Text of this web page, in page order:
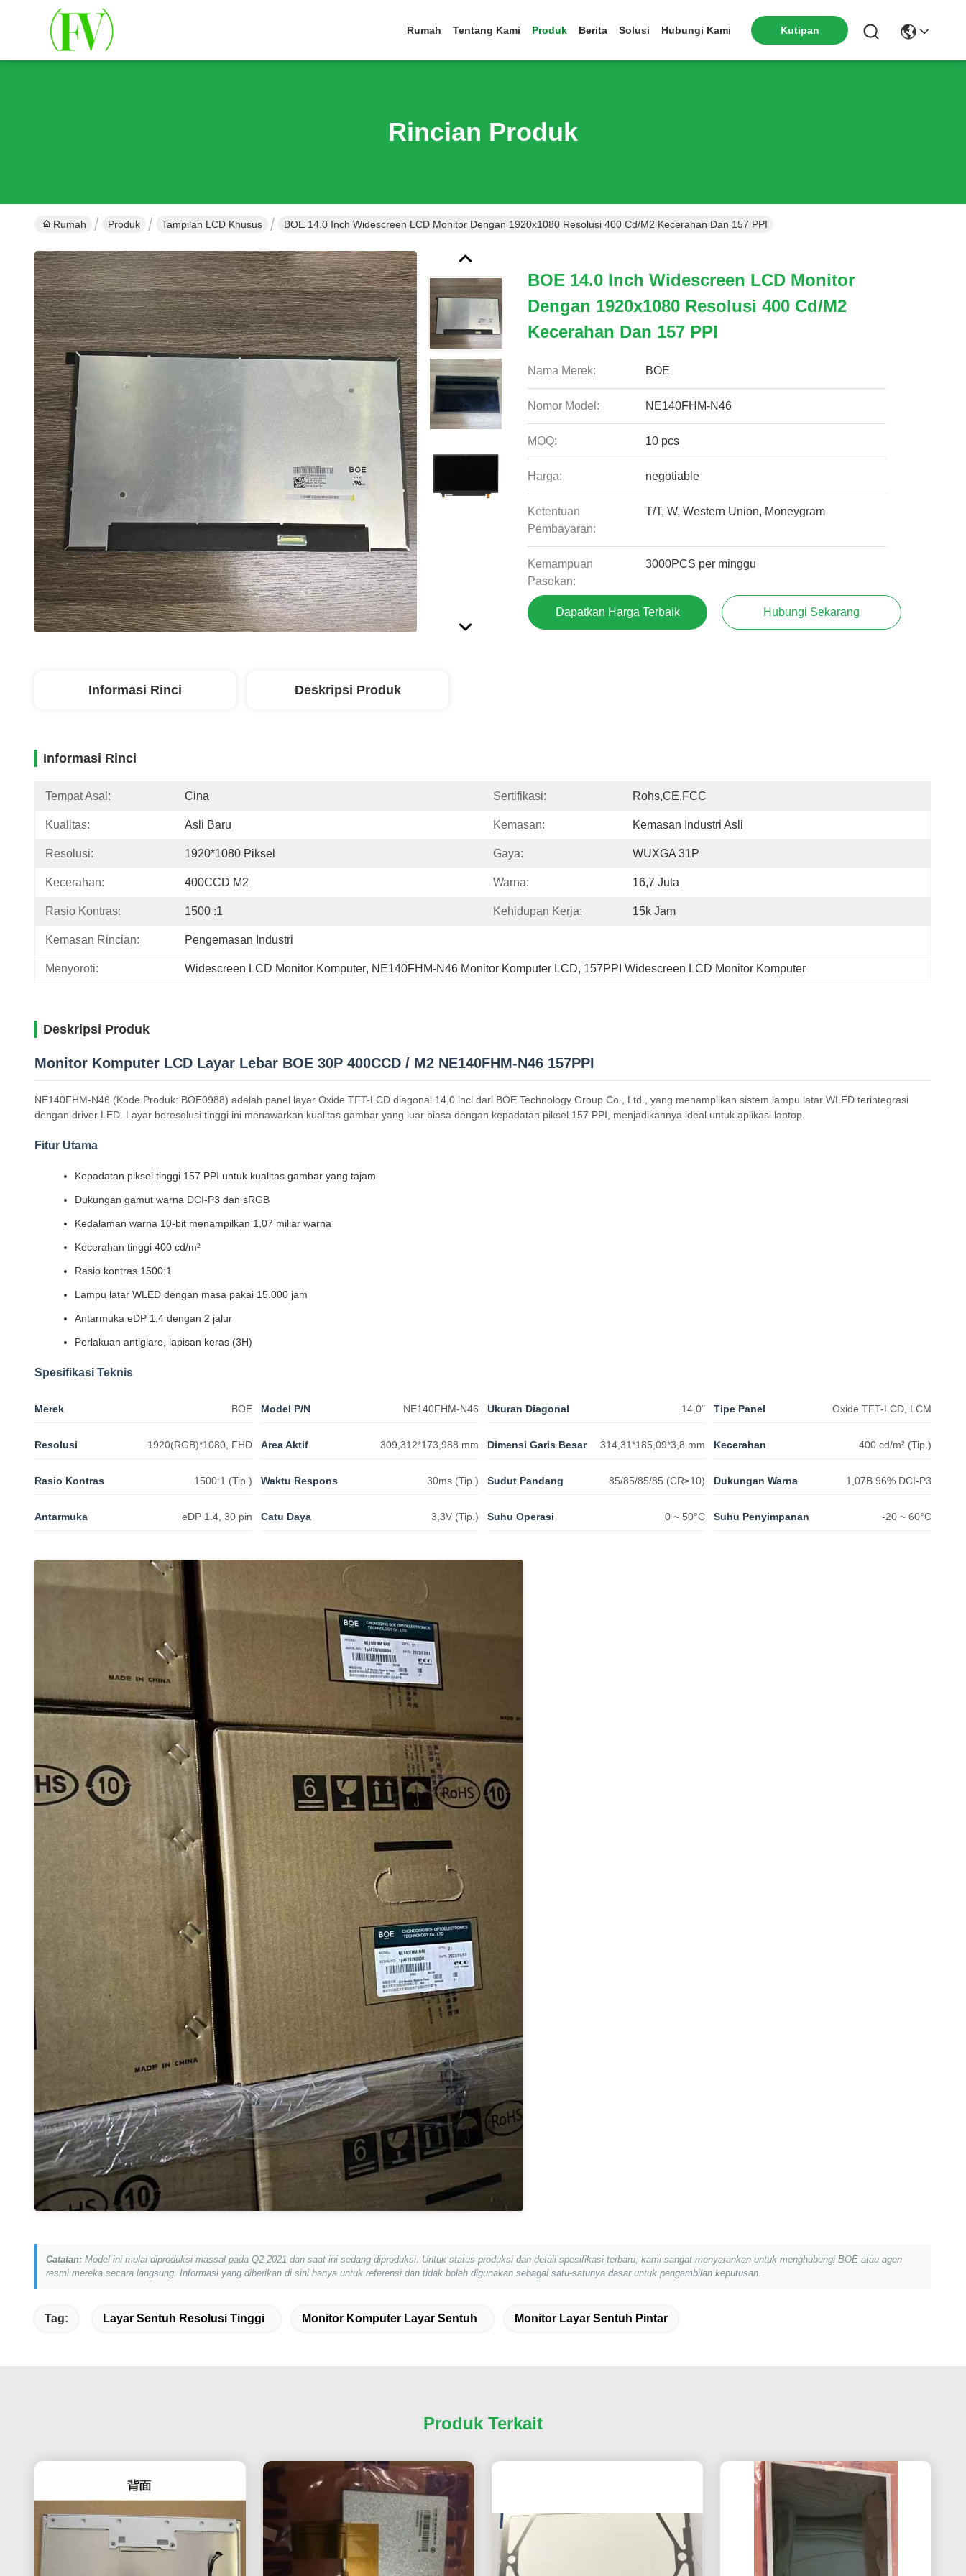
Rumah Tentang Kami Produk Berita Solusi Hubungi Kami Kutipan
Rincian Produk
Rumah Produk Tampilan LCD Khusus BOE 14.0 Inch Widescreen LCD Monitor Dengan 1920x1080 Resolusi 400 Cd/m2 Kecerahan Dan 157 PPI
BOE 14.0 Inch Widescreen LCD Monitor
Dengan 1920x1080 Resolusi 400 Cd/m2
Kecerahan Dan 157 PPI
Nama Merek: BOE
Nomor Model: NE140FHM-N46
MOQ: 10 pcs
Harga: negotiable
Ketentuan
Pembayaran:
T/T, W, Western Union, Moneygram
Kemampuan
Pasokan:
3000PCS per minggu
Dapatkan Harga Terbaik Hubungi Sekarang
Informasi Rinci Deskripsi Produk
Informasi Rinci
Tempat Asal: Cina Sertifikasi: Rohs,CE,FCC
Kualitas: Asli Baru Kemasan: Kemasan Industri Asli
Resolusi: 1920*1080 Piksel Gaya: WUXGA 31P
Kecerahan: 400CCD M2 Warna: 16,7 Juta
Rasio Kontras: 1500 :1 Kehidupan Kerja: 15k Jam
Kemasan Rincian: Pengemasan Industri
Menyoroti: Widescreen LCD Monitor Komputer, NE140FHM-N46 Monitor Komputer LCD, 157PPI Widescreen LCD Monitor Komputer
Deskripsi Produk
Monitor Komputer LCD Layar Lebar BOE 30P 400CCD / M2 NE140FHM-N46 157PPI
NE140FHM-N46 (Kode Produk: BOE0988) adalah panel layar Oxide TFT-LCD diagonal 14,0 inci dari BOE Technology Group Co., Ltd., yang menampilkan sistem lampu latar WLED terintegrasi
dengan driver LED. Layar beresolusi tinggi ini menawarkan kualitas gambar yang luar biasa dengan kepadatan piksel 157 PPI, menjadikannya ideal untuk aplikasi laptop.
Fitur Utama
Kepadatan piksel tinggi 157 PPI untuk kualitas gambar yang tajam
Dukungan gamut warna DCI-P3 dan sRGB
Kedalaman warna 10-bit menampilkan 1,07 miliar warna
Kecerahan tinggi 400 cd/m²
Rasio kontras 1500:1
Lampu latar WLED dengan masa pakai 15.000 jam
Antarmuka eDP 1.4 dengan 2 jalur
Perlakuan antiglare, lapisan keras (3H)
Spesifikasi Teknis
Merek BOE Model P/N NE140FHM-N46 Ukuran Diagonal 14,0" Tipe Panel Oxide TFT-LCD, LCM
Resolusi 1920(RGB)*1080, FHD Area Aktif 309,312*173,988 mm Dimensi Garis Besar 314,31*185,09*3,8 mm Kecerahan 400 cd/m² (Tip.)
Rasio Kontras 1500:1 (Tip.) Waktu Respons 30ms (Tip.) Sudut Pandang 85/85/85/85 (CR≥10) Dukungan Warna 1,07B 96% DCI-P3
Antarmuka eDP 1.4, 30 pin Catu Daya 3,3V (Tip.) Suhu Operasi 0 ~ 50°C Suhu Penyimpanan -20 ~ 60°C
Catatan: Model ini mulai diproduksi massal pada Q2 2021 dan saat ini sedang diproduksi. Untuk status produksi dan detail spesifikasi terbaru, kami sangat menyarankan untuk menghubungi BOE atau agen
resmi mereka secara langsung. Informasi yang diberikan di sini hanya untuk referensi dan tidak boleh digunakan sebagai satu-satunya dasar untuk pengambilan keputusan.
Tag: Layar Sentuh Resolusi Tinggi Monitor Komputer Layar Sentuh Monitor Layar Sentuh Pintar
Produk Terkait